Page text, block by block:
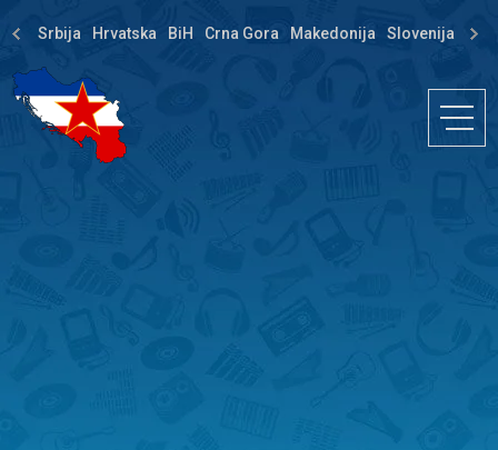
Srbija Hrvatska BiH Crna Gora Makedonija Slovenija